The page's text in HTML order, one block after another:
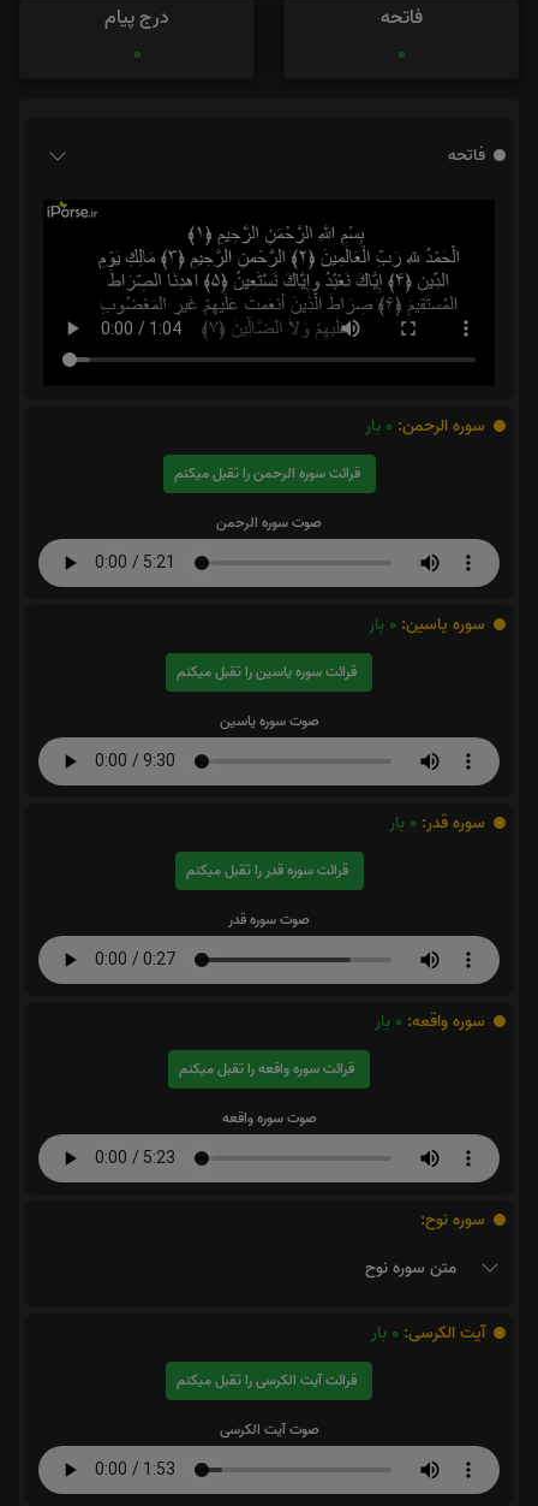
فاتحه
0
درج پیام
0
فاتحه
سوره الرحمن: 0 بار
قرائت سوره الرحمن را تقبل میکنم
صوت سوره الرحمن
سوره یاسین: 0 بار
قرائت سوره یاسین را تقبل میکنم
صوت سوره یاسین
سوره قدر: 0 بار
قرائت سوره قدر را تقبل میکنم
صوت سوره قدر
سوره واقعه: 0 بار
قرائت سوره واقعه را تقبل میکنم
صوت سوره واقعه
سوره نوح:
متن سوره نوح
آیت الکرسی: 0 بار
قرائت آیت الکرسی را تقبل میکنم
صوت آیت الکرسی